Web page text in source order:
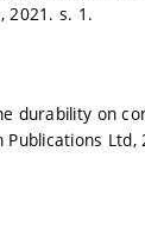
2021. s. 1.
durability on
Publications Ltd,